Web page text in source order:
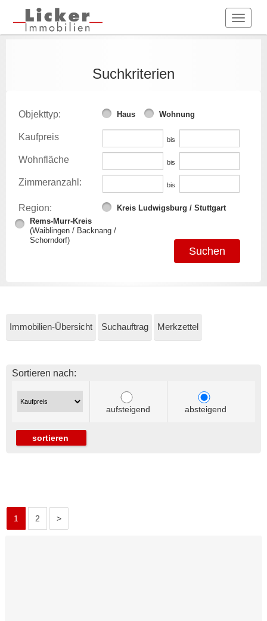
Toggle
Suchkriterien
Objekttyp: Haus Wohnung
Kaufpreis bis
Wohnfläche bis
Zimmeranzahl: bis
Region:
Kreis Ludwigsburg / Stuttgart
Rems-Murr-Kreis
(Waiblingen / Backnang /
Schorndorf)
Immobilien-Übersicht Suchauftrag Merkzettel
Sortieren nach:
aufsteigend absteigend
sortieren
1 2 >